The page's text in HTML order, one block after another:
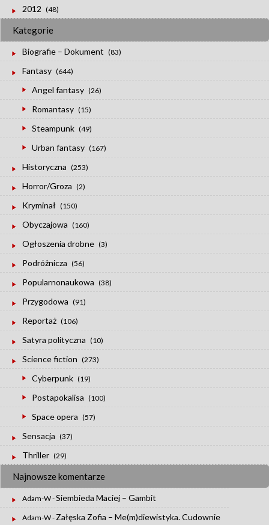
2012 (48)
Kategorie
Biografie – Dokument (83)
Fantasy (644)
Angel fantasy (26)
Romantasy (15)
Steampunk (49)
Urban fantasy (167)
Historyczna (253)
Horror/Groza (2)
Kryminał (150)
Obyczajowa (160)
Ogłoszenia drobne (3)
Podróżnicza (56)
Popularnonaukowa (38)
Przygodowa (91)
Reportaż (106)
Satyra polityczna (10)
Science fiction (273)
Cyberpunk (19)
Postapokalisa (100)
Space opera (57)
Sensacja (37)
Thriller (29)
Najnowsze komentarze
Adam-W-Siembieda Maciej – Gambit
Adam-W- Załęska Zofia – Me(m)diewistyka. Cudownie